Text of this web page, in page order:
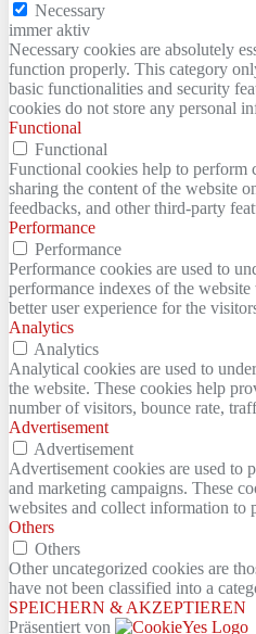
Necessary
immer aktiv
Necessary cookies are absolutely
function properly. This category
basic functionalities and security
cookies do not store any personal
Functional
Functional
Functional cookies help to perform
sharing the content of the website
feedbacks, and other third-party
Performance
Performance
Performance cookies are used to
performance indexes of the
better user experience for the
Analytics
Analytics
Analytical cookies are used to
the website. These cookies help
number of visitors, bounce rate,
Advertisement
Advertisement
Advertisement cookies are used to
and marketing campaigns. These
websites and collect information to
Others
Others
Other uncategorized cookies are
have not been classified into a
SPEICHERN & AKZEPTIEREN
Präsentiert von